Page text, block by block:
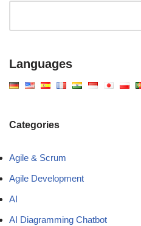
Languages
Categories
Agile & Scrum
Agile Development
AI
AI Diagramming Chatbot